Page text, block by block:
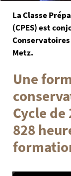
La Classe
(CPES) est
Metz.
Une
Cycle de
828